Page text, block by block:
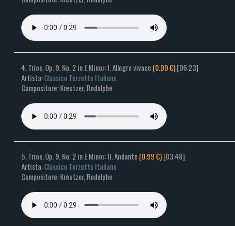
4. Trios, Op. 9, No. 2 in E Minor: I. Allegro vivace (0.99 €)[06:23]
Artista:Classico Terzetto Italiano
Compositore: Kreutzer, Rodolphe
5. Trios, Op. 9, No. 2 in E Minor: II. Andante (0.99 €)[03:48]
Artista:Classico Terzetto Italiano
Compositore: Kreutzer, Rodolphe